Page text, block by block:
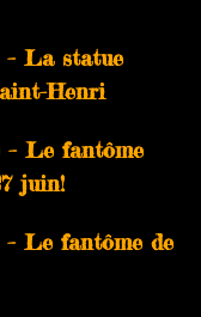
– La statue
Henri
– Le fantôme
juin!
Le fantôme de